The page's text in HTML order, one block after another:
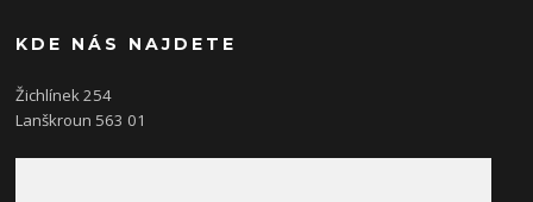
KDE NÁS NAJDETE
Žichlínek 254
Lanškroun 563 01